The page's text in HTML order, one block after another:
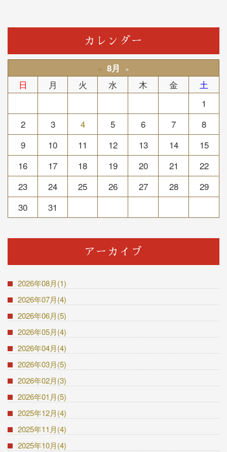
カレンダー
« 8月 »
日 月 火 水 木 金
土
1
2
3 4 5 6 7
8
9
10 11 12 13 14
15
16
17 18 19 20 21
22
23
24 25 26 27 28
29
30
31
アーカイブ
2026年08月(1)
2026年07月(4)
2026年06月(5)
2026年05月(4)
2026年04月(4)
2026年03月(5)
2026年02月(3)
2026年01月(5)
2025年12月(4)
2025年11月(4)
2025年10月(4)